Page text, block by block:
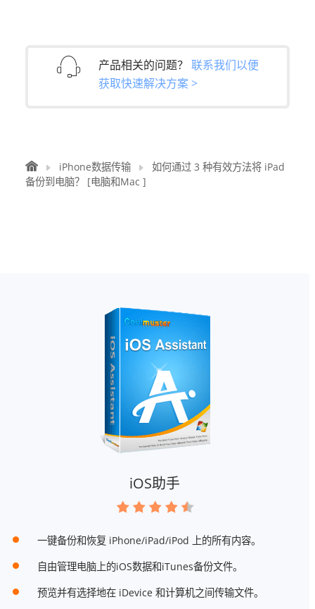
产品相关的问题？ 联系我们以便
获取快速解决方案 >
iPhone数据传输
如何通过 3 种有效方法将 iPad
备份到电脑？ [电脑和Mac ]
iOS助手
一键备份和恢复 iPhone/iPad/iPod 上的所有内容。
自由管理电脑上的iOS数据和iTunes备份文件。
预览并有选择地在 iDevice 和计算机之间传输文件。